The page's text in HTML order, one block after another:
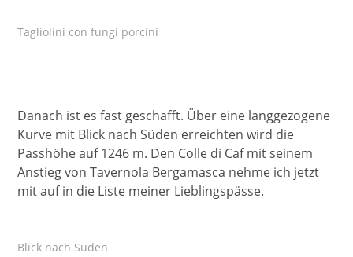
Tagliolini con fungi porcini
Danach ist es fast geschafft. Über eine langgezogene
Kurve mit Blick nach Süden erreichten wird die
Passhöhe auf 1246 m. Den Colle di Caf mit seinem
Anstieg von Tavernola Bergamasca nehme ich jetzt
mit auf in die Liste meiner Lieblingspässe.
Blick nach Süden